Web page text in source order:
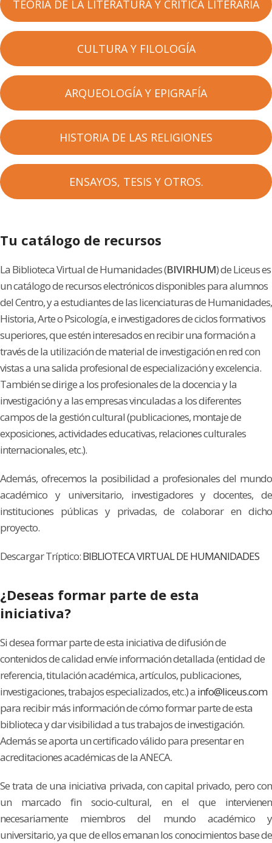
TEORÍA DE LA LITERATURA Y CRÍTICA LITERARIA
CULTURA Y FILOLOGÍA
ARQUEOLOGÍA Y EPIGRAFÍA
HISTORIA DE LAS RELIGIONES
ENSAYOS, TESIS Y OTROS.
Tu catálogo de recursos
La Biblioteca Virtual de Humanidades (BIVIRHUM) de Liceus es
un catálogo de recursos electrónicos disponibles para alumnos
del Centro, y a estudiantes de las licenciaturas de Humanidades,
Historia, Arte o Psicología, e investigadores de ciclos formativos
superiores, que estén interesados en recibir una formación a
través de la utilización de material de investigación en red con
vistas a una salida profesional de especialización y excelencia.
También se dirige a los profesionales de la docencia y la
investigación y a las empresas vinculadas a los diferentes
campos de la gestión cultural (publicaciones, montaje de
exposiciones, actividades educativas, relaciones culturales
internacionales, etc.).
Además, ofrecemos la posibilidad a profesionales del mundo
académico y universitario, investigadores y docentes, de
instituciones públicas y privadas, de colaborar en dicho
proyecto.
Descargar Tríptico:BIBLIOTECA VIRTUAL DE HUMANIDADES
¿Deseas formar parte de esta
iniciativa?
Si desea formar parte de esta iniciativa de difusión de
contenidos de calidad envíe información detallada (entidad de
referencia, titulación académica, artículos, publicaciones,
investigaciones, trabajos especializados, etc.) a info@liceus.com
para recibir más información de cómo formar parte de esta
biblioteca y dar visibilidad a tus trabajos de investigación.
Además se aporta un certificado válido para presentar en
acreditaciones académicas de la ANECA.
Se trata de una iniciativa privada, con capital privado, pero con
un marcado fin socio-cultural, en el que intervienen
necesariamente miembros del mundo académico y
universitario, ya que de ellos emanan los conocimientos base de